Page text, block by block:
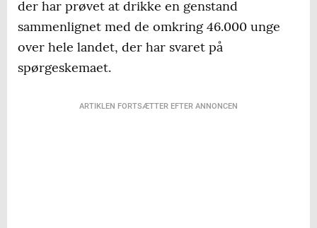
der har prøvet at drikke en genstand
sammenlignet med de omkring 46.000 unge
over hele landet, der har svaret på
spørgeskemaet.
ARTIKLEN FORTSÆTTER EFTER ANNONCEN